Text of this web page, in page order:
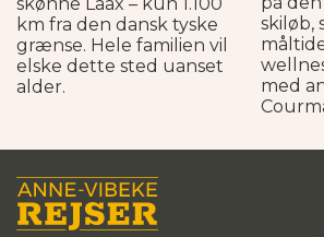
km fra den dansk tyske
grænse. Hele familien vil
elske dette sted uanset
alder.
skiløb,
med